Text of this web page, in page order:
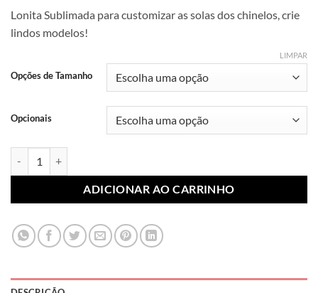
preço:
R$ 10,99
Lonita Sublimada para customizar as solas dos chinelos, crie
lindos modelos!
Opções de Tamanho
Opcionais
LIMPAR
ADICIONAR AO CARRINHO